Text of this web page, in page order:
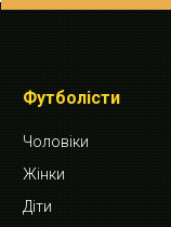
Футболісти
Чоловіки
Жінки
Діти